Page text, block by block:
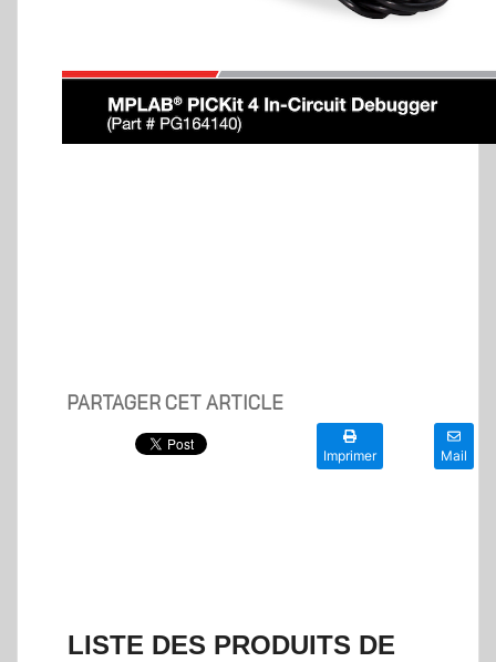
PARTAGER CET ARTICLE
Imprimer Mail
LISTE DES PRODUITS DE